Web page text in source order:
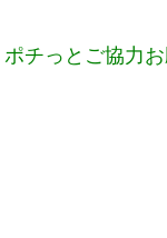
っとご協力